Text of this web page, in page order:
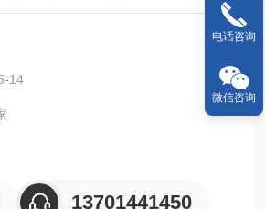
能‌：防水浇注母线采用密封浇注工艺，能
正常工作，确保电力系统的正常运行‌。
14
13701441450
电话咨询
微信咨询